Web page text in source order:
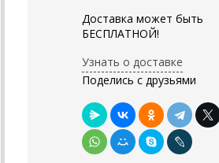
Доставка может быть
БЕСПЛАТНОЙ!
Узнать о доставке
Поделись с друзьями